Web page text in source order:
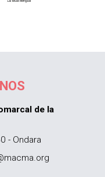
de la
- Ondara